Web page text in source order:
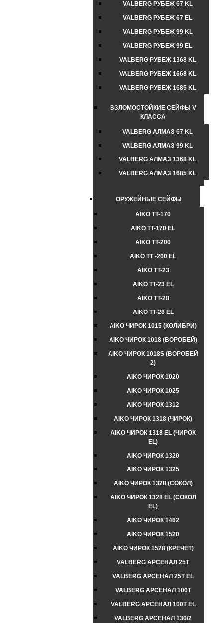
VALBERG РУБЕЖ 67 KL
VALBERG РУБЕЖ 67 EL
VALBERG РУБЕЖ 99 KL
VALBERG РУБЕЖ 99 EL
VALBERG РУБЕЖ 1368 KL
VALBERG РУБЕЖ 1668 KL
VALBERG РУБЕЖ 1685 KL
ВЗЛОМОСТОЙКИЕ СЕЙФЫ V
КЛАССА
VALBERG АЛМАЗ 67 KL
VALBERG АЛМАЗ 99 KL
VALBERG АЛМАЗ 1368 KL
VALBERG АЛМАЗ 1685 KL
ОРУЖЕЙНЫЕ СЕЙФЫ
AIKO TT-170
AIKO TT-170 EL
AIKO TT-200
AIKO TT -200 EL
AIKO TT-23
AIKO TT-23 EL
AIKO TT-28
AIKO TT-28 EL
AIKO ЧИРОК 1015 (КОЛИБРИ)
AIKO ЧИРОК 1018 (ВОРОБЕЙ)
AIKO ЧИРОК 1018S (ВОРОБЕЙ
2)
AIKO ЧИРОК 1020
AIKO ЧИРОК 1025
AIKO ЧИРОК 1312
AIKO ЧИРОК 1318 (ЧИРОК)
AIKO ЧИРОК 1318 EL (ЧИРОК
EL)
AIKO ЧИРОК 1320
AIKO ЧИРОК 1325
AIKO ЧИРОК 1328 (СОКОЛ)
AIKO ЧИРОК 1328 EL (СОКОЛ
EL)
AIKO ЧИРОК 1462
AIKO ЧИРОК 1520
AIKO ЧИРОК 1528 (КРЕЧЕТ)
VALBERG АРСЕНАЛ 25T
VALBERG АРСЕНАЛ 25T EL
VALBERG АРСЕНАЛ 100T
VALBERG АРСЕНАЛ 100Т EL
VALBERG АРСЕНАЛ 130/2